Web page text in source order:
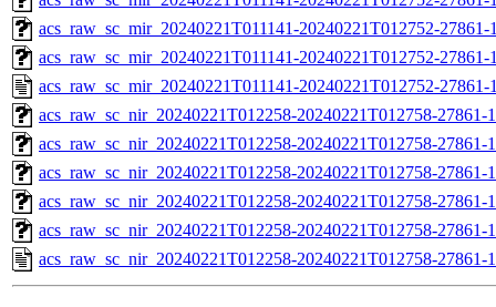
acs_raw_sc_mir_20240221T011141-20240221T012752-27861-
acs_raw_sc_mir_20240221T011141-20240221T012752-
acs_raw_sc_mir_20240221T011141-20240221T012752-
acs_raw_sc_nir_20240221T012258-20240221T012758-
acs_raw_sc_nir_20240221T012258-20240221T012758-27861-
acs_raw_sc_nir_20240221T012258-20240221T012758-27861-
acs_raw_sc_nir_20240221T012258-20240221T012758-27861-
acs_raw_sc_nir_20240221T012258-20240221T012758-27861-
acs_raw_sc_nir_20240221T012258-20240221T012758-27861-